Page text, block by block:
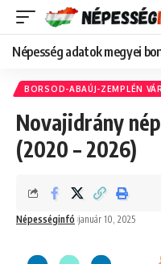
Népesség adatok megyei
BORSOD-ABAÚJ-ZEMPLÉN
Novajidrány
(2020 – 2026)
Népességinfó január 10, 2025